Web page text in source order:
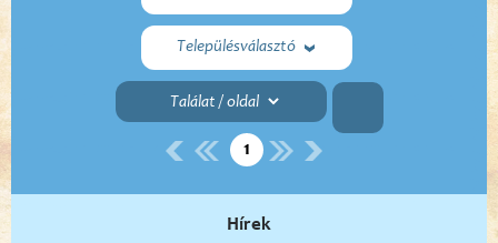
Településválasztó
1
Hírek